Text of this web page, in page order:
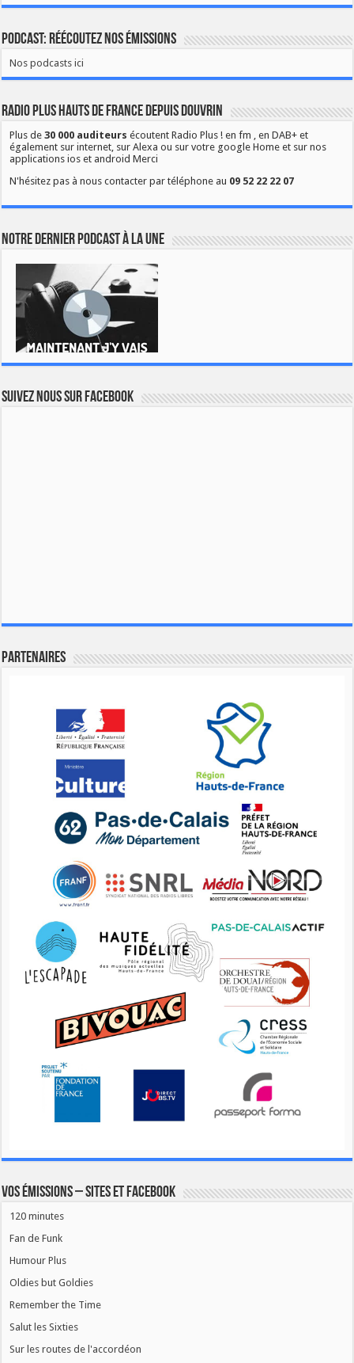
Podcast: Réécoutez nos émissions
Nos podcasts ici
Radio Plus Hauts de France depuis Douvrin
Plus de30 000 auditeurs écoutent Radio Plus ! en fm , en DAB+ et
également sur internet, sur Alexa ou sur votre google Home et sur nos
applications ios et android Merci
N'hésitez pas à nous contacter par téléphone au 09 52 22 22 07
Notre dernier podcast à la une
Suivez nous sur Facebook
Partenaires
Vos émissions – Sites et Facebook
120 minutes
Fan de Funk
Humour Plus
Oldies but Goldies
Remember the Time
Salut les Sixties
Sur les routes de l'accordéon